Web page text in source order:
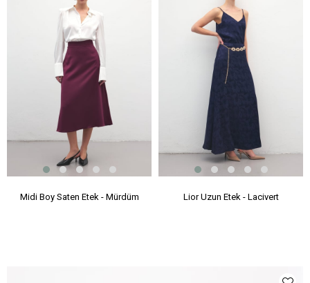
Midi Boy Saten Etek - Mürdüm Lior Uzun Etek - Lacivert